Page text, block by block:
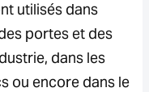
utilisés dans
portes et des
dans les
ou encore dans le